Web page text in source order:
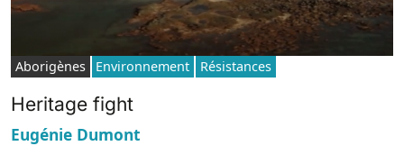
Aborigènes Environnement Résistances
Heritage fight
Eugénie Dumont